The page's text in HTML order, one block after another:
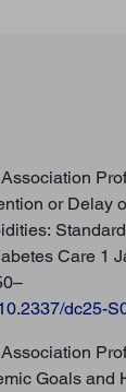
or Delay
Care 1
dc25-
Goals and